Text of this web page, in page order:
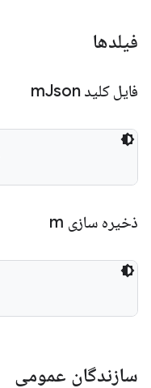
فیلدها
فایل کلید mJson
ذخیره سازی m
سازندگان عمومی